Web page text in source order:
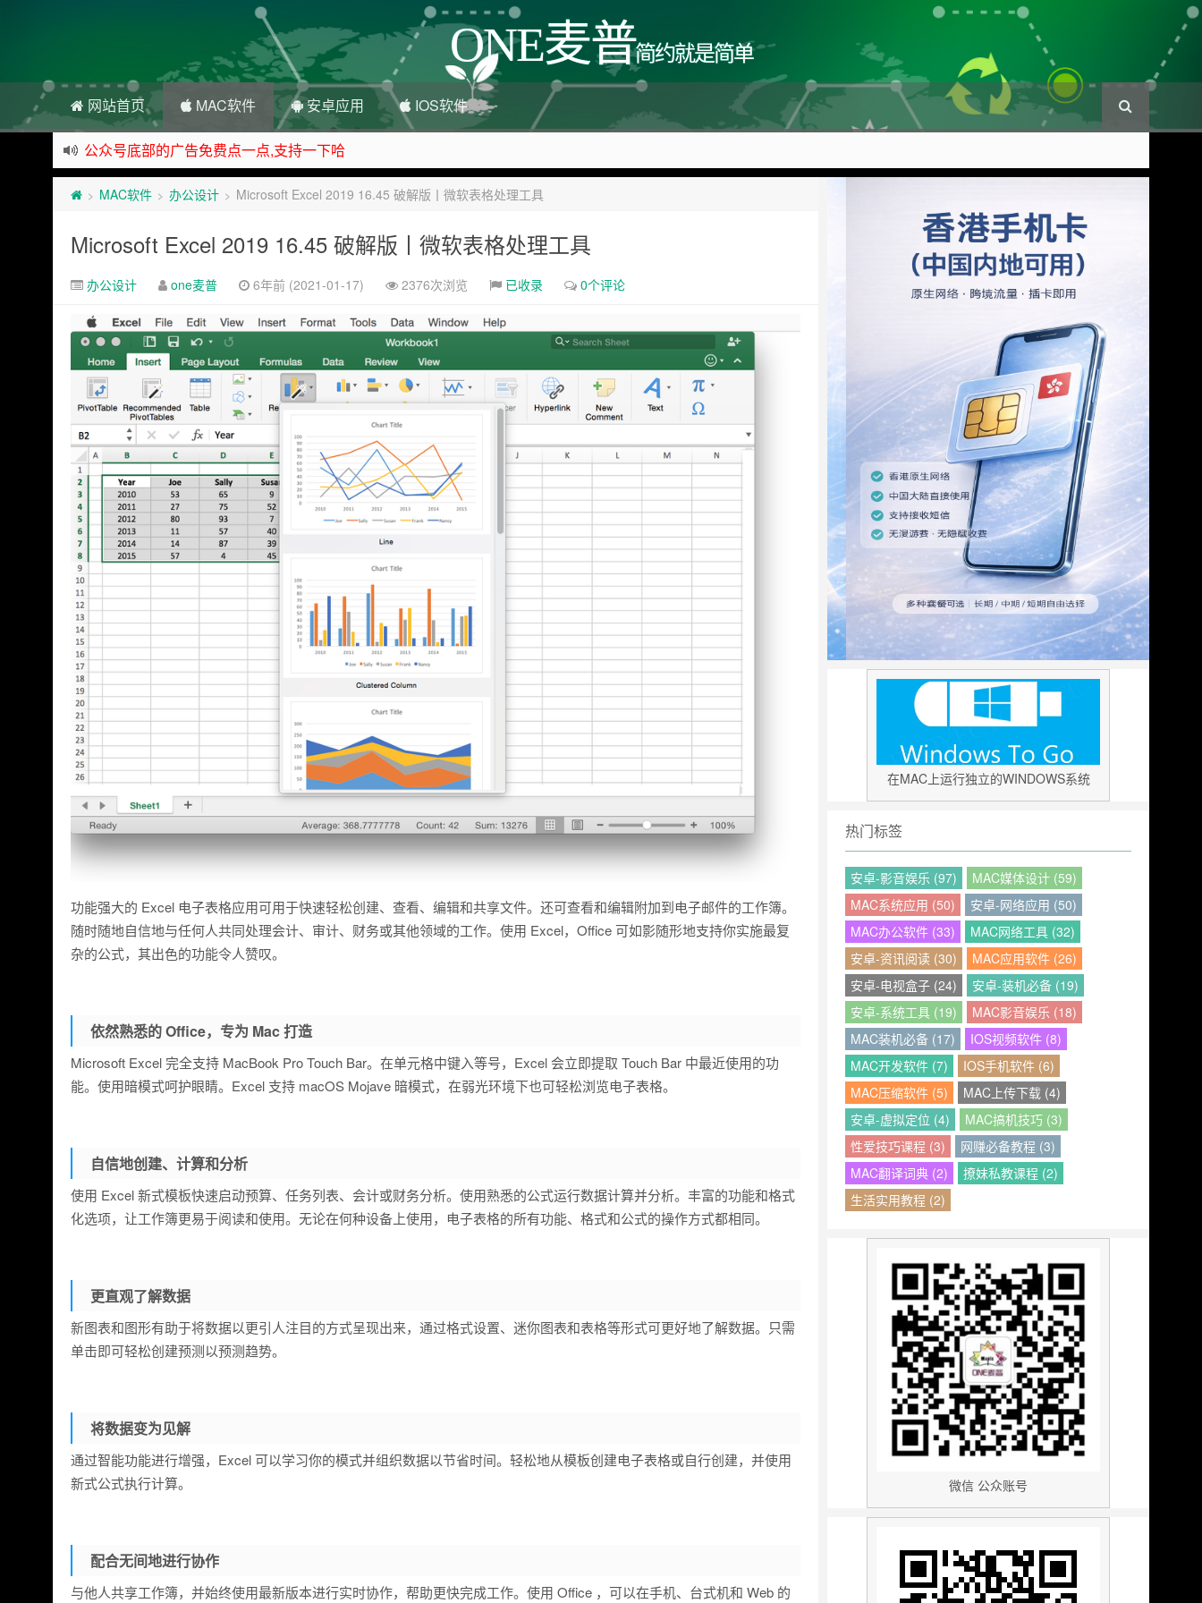
ONE麦普简约就是简单
网站首页 MAC软件 安卓应用
IOS软件
公众号底部的广告免费点一点,支持一下哈
资源来之不易,大家低调使用
如下载链接被封,请在网站留言给我们
> MAC软件 > 办公设计 > Microsoft Excel 2019 16.45 破解版丨微软表格处理工具
Microsoft Excel 2019 16.45 破解版丨微软表格处理工具
办公设计 one麦普 6年前 (2021-01-17) 2376次浏览 已收录 0个评论
功能强大的 Excel 电子表格应用可用于快速轻松创建、查看、编辑和共享文件。还可查看和编辑附加到电子邮件的工作簿。
随时随地自信地与任何人共同处理会计、审计、财务或其他领域的工作。使用 Excel，Office 可如影随形地支持你实施最复
杂的公式，其出色的功能令人赞叹。
依然熟悉的 Office，专为 Mac 打造
Microsoft Excel 完全支持 MacBook Pro Touch Bar。在单元格中键入等号，Excel 会立即提取 Touch Bar 中最近使用的功
能。使用暗模式呵护眼睛。Excel 支持 macOS Mojave 暗模式，在弱光环境下也可轻松浏览电子表格。
自信地创建、计算和分析
使用 Excel 新式模板快速启动预算、任务列表、会计或财务分析。使用熟悉的公式运行数据计算并分析。丰富的功能和格式
化选项，让工作簿更易于阅读和使用。无论在何种设备上使用，电子表格的所有功能、格式和公式的操作方式都相同。
更直观了解数据
新图表和图形有助于将数据以更引人注目的方式呈现出来，通过格式设置、迷你图表和表格等形式可更好地了解数据。只需
单击即可轻松创建预测以预测趋势。
将数据变为见解
通过智能功能进行增强，Excel 可以学习你的模式并组织数据以节省时间。轻松地从模板创建电子表格或自行创建，并使用
新式公式执行计算。
配合无间地进行协作
与他人共享工作簿，并始终使用最新版本进行实时协作，帮助更快完成工作。使用 Office ，可以在手机、台式机和 Web 的
在MAC上运行独立的WINDOWS系统
热门标签
安卓-影音娱乐 (97)
MAC媒体设计 (59)
MAC系统应用 (50)
安卓-网络应用 (50)
MAC办公软件 (33)
MAC网络工具 (32)
安卓-资讯阅读 (30)
MAC应用软件 (26)
安卓-电视盒子 (24)
安卓-装机必备 (19)
安卓-系统工具 (19)
MAC影音娱乐 (18)
MAC装机必备 (17)
IOS视频软件 (8)
MAC开发软件 (7)
IOS手机软件 (6)
MAC压缩软件 (5)
MAC上传下载 (4)
安卓-虚拟定位 (4)
MAC搞机技巧 (3)
性爱技巧课程 (3)
网赚必备教程 (3)
MAC翻译词典 (2)
撩妹私教课程 (2)
生活实用教程 (2)
微信 公众账号